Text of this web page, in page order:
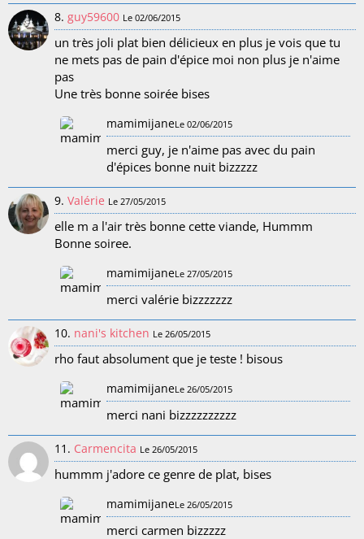
8. guy59600 Le 02/06/2015
un très joli plat bien délicieux en plus je vois que tu
ne mets pas de pain d'épice moi non plus je n'aime
pas
Une très bonne soirée bises
mamimijaneLe 02/06/2015
merci guy, je n'aime pas avec du pain
d'épices bonne nuit bizzzzz
9. Valérie Le 27/05/2015
elle m a l'air très bonne cette viande, Hummm
Bonne soiree.
mamimijaneLe 27/05/2015
merci valérie bizzzzzzz
10. nani's kitchen Le 26/05/2015
rho faut absolument que je teste ! bisous
mamimijaneLe 26/05/2015
merci nani bizzzzzzzzzz
11. Carmencita Le 26/05/2015
hummm j'adore ce genre de plat, bises
mamimijaneLe 26/05/2015
merci carmen bizzzzz